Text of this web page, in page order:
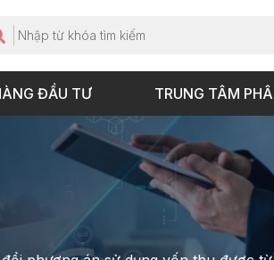
ĐẦU TƯ TRUNG TÂM